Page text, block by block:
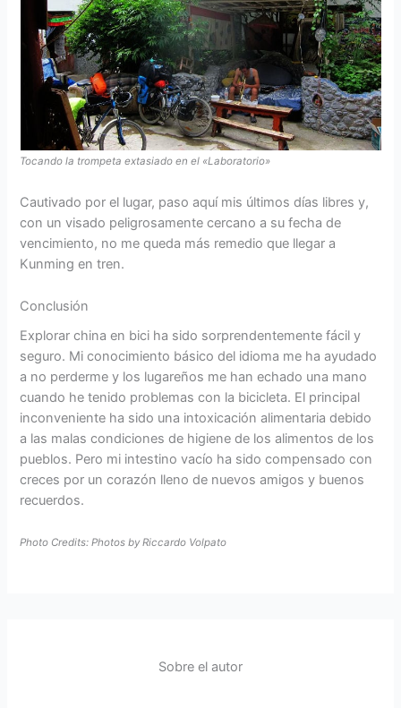
Tocando la trompeta extasiado en el «Laboratorio»
Cautivado por el lugar, paso aquí mis últimos días libres y,
con un visado peligrosamente cercano a su fecha de
vencimiento, no me queda más remedio que llegar a
Kunming en tren.
Conclusión
Explorar china en bici ha sido sorprendentemente fácil y
seguro. Mi conocimiento básico del idioma me ha ayudado
a no perderme y los lugareños me han echado una mano
cuando he tenido problemas con la bicicleta. El principal
inconveniente ha sido una intoxicación alimentaria debido
a las malas condiciones de higiene de los alimentos de los
pueblos. Pero mi intestino vacío ha sido compensado con
creces por un corazón lleno de nuevos amigos y buenos
recuerdos.
Photo Credits: Photos by Riccardo Volpato
Sobre el autor